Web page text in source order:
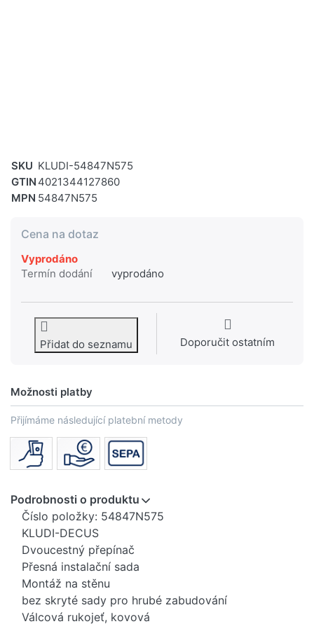
SKU KLUDI-54847N575
GTIN 4021344127860
MPN 54847N575
Cena na dotaz
Vyprodáno
Termín dodání
vyprodáno
Přidat do seznamu Doporučit ostatním
Možnosti platby
Přijímáme následující platební metody
Podrobnosti o produktu
Číslo položky: 54847N575
KLUDI-DECUS
Dvoucestný přepínač
Přesná instalační sada
Montáž na stěnu
bez skryté sady pro hrubé zabudování
Válcová rukojeť, kovová